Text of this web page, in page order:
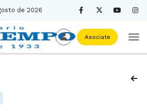
de 2026
Asociate